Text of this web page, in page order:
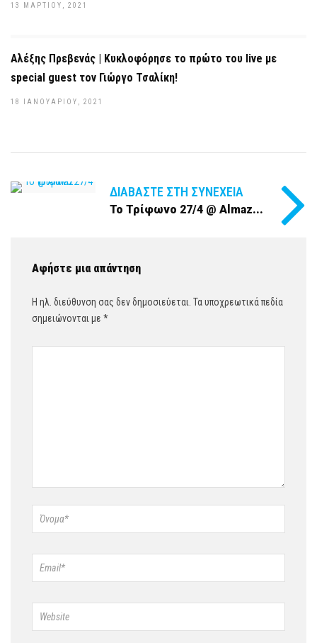
13 ΜΑΡΤΊΟΥ, 2021
Αλέξης Πρεβενάς | Kυκλοφόρησε το πρώτο του live με
special guest τον Γιώργο Τσαλίκη!
18 ΙΑΝΟΥΑΡΊΟΥ, 2021
ΔΙΑΒΆΣΤΕ ΣΤΗ ΣΥΝΈΧΕΙΑ
Το Τρίφωνο 27/4 @ Almaz...
Αφήστε μια απάντηση
Η ηλ. διεύθυνση σας δεν δημοσιεύεται. Τα υποχρεωτικά πεδία
σημειώνονται με *